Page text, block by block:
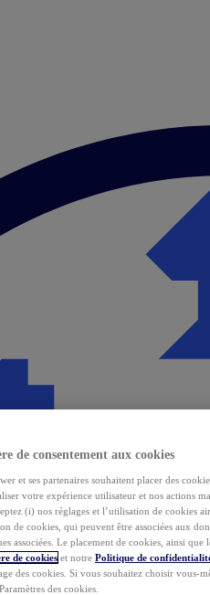
de consentement aux cookies
et ses partenaires souhaitent placer des
votre expérience utilisateur et nos actions
(i) nos réglages et l’utilisation de cookies
de cookies, qui peuvent être associées aux
associées. Le placement de cookies, ainsi
de cookies et notre Politique de
des cookies. Si vous souhaitez choisir vous-
des cookies.